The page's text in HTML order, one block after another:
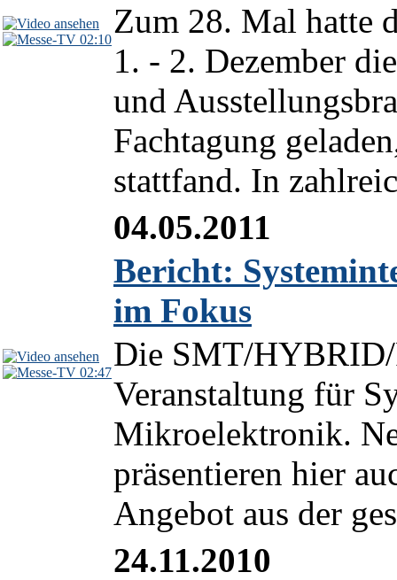
02:10Zum 28. Mal hatte
1. - 2. Dezember
und
Fachtagung
stattfand. In
02:47
04.05.2011
Bericht:
im Fokus
Die SMT/
Veranstaltung für
Mikroelektronik.
präsentieren hier
Angebot aus der
24.11.2010